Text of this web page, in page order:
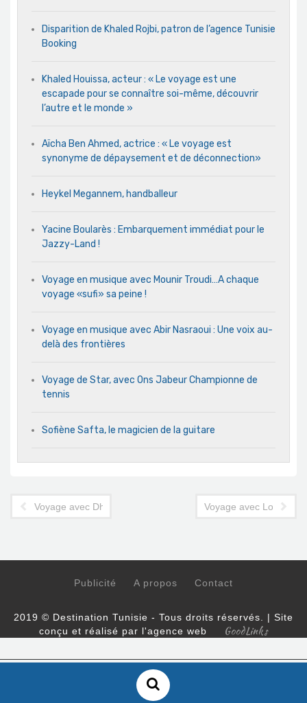
Disparition de Khaled Rojbi, patron de l’agence Tunisie
Booking
Khaled Houissa, acteur : « Le voyage est une
escapade pour se connaître soi-même, découvrir
l’autre et le monde »
Aïcha Ben Ahmed, actrice : « Le voyage est
synonyme de dépaysement et de déconnection»
Heykel Megannem, handballeur
Yacine Boularès : Embarquement immédiat pour le
Jazzy-Land !
Voyage en musique avec Mounir Troudi…A chaque
voyage «sufi» sa peine !
Voyage en musique avec Abir Nasraoui : Une voix au-
delà des frontières
Voyage de Star, avec Ons Jabeur Championne de
tennis
Sofiène Safta, le magicien de la guitare
Voyage avec Dhafer L'Abidine, comédienVoyage avec Lotfi
Publicité A propos Contact
2019 © Destination Tunisie - Tous droits réservés. | Site
conçu et réalisé par l'agence web
GoodLinks